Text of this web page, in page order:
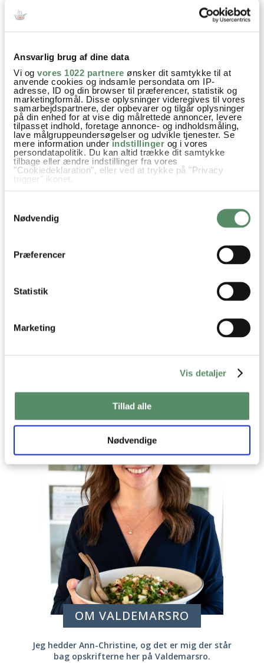
Ansvarlig brug af dine data
Vi og vores 1022 partnere ønsker dit samtykke til at
anvende cookies og indsamle persondata om IP-
adresse, ID og din browser til præferencer, statistik og
marketingformål. Disse oplysninger videregives til vores
samarbejdspartnere, der opbevarer og tilgår oplysninger
på din enhed for at vise dig målrettede annoncer, levere
tilpasset indhold, foretage annonce- og indholdsmåling,
lave målgruppeundersøgelser og udvikle tjenester. Se
mere information under indstillinger og i vores
persondatapolitik. Du kan altid trække dit samtykke
tilbage eller ændre indstillinger fra vores
"Cookiedeklaration", eller ved at trykke på "Privacy
trigger" ikonet.
Indsamle præcise oplysninger om din placering,
der kan være nøjagtig inden for få meter
Identificere din enhed baseret på en scanning af
Nødvendig
Præferencer
Statistik
Marketing
Vis detaljer
Tillad alle
Nødvendige
Is er bare godt! Jeg har også lavet en del af den
besvar
VIS ALLE 9 KOMMENTARER
SEND
OM VALDEMARSRO
Jeg hedder Ann-Christine, og det er mig der står
bag opskrifterne her på Valdemarsro.